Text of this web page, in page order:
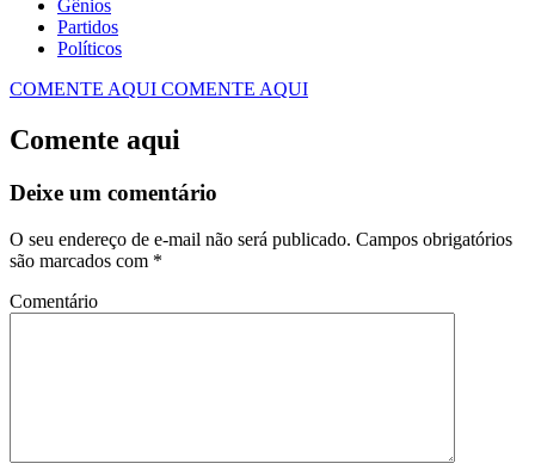
Gênios
Partidos
Políticos
COMENTE AQUI COMENTE AQUI
Comente aqui
Deixe um comentário
O seu endereço de e-mail não será publicado. Campos obrigatórios
são marcados com *
Comentário